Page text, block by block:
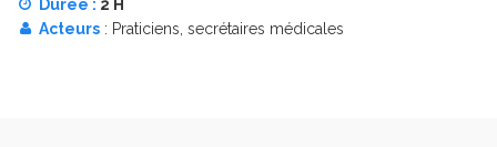
Durée : 2 H
Acteurs : Praticiens, secrétaires médicales